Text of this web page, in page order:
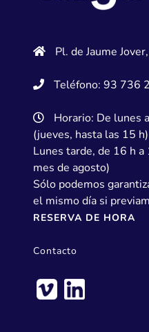
Pl. de Jaume
Teléfono: 93 736
Horario: De lunes
(jueves, hasta las 15 h)
Lunes tarde, de 16 h
mes de agosto)
Sólo podemos
el mismo día si
RESERVA DE HORA
Contacto